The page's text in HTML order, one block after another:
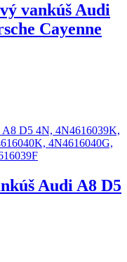
vankúš Audi
Cayenne
Audi A8 D5